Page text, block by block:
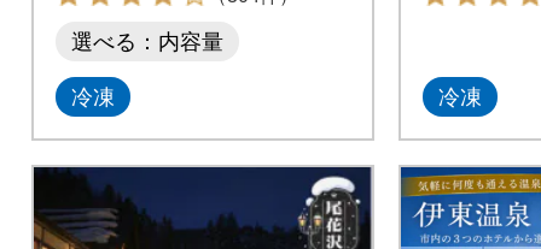
選べる：内容量
冷凍 冷凍